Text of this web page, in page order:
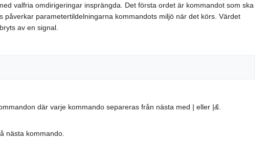
valfria omdirigeringar insprängda. Det första ordet är kommandot som ska
parameter­tildelningarna kommandots miljö när det körs. Värdet
av en signal.
där varje kommando separeras från nästa med | eller |&
nästa kommando.